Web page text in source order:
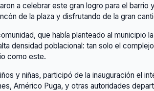
a celebrar este gran logro para el barrio
de la plaza y disfrutando de la gran
que había planteado al
densidad poblacional: tan solo el
como este.
y niñas, participó de la inauguración el
Américo Puga, y otras autoridades